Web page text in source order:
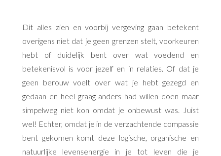
Dit alles zien en voorbij vergeving gaan betekent
overigens niet dat je geen grenzen stelt, voorkeuren
hebt of duidelijk bent over wat voedend en
betekenisvol is voor jezelf en in relaties. Of dat je
geen berouw voelt over wat je hebt gezegd en
gedaan en heel graag anders had willen doen maar
simpelweg niet kon omdat je onbewust was. Juist
wel! Echter, omdat je in de verzachtende compassie
bent gekomen komt deze logische, organische en
natuurlijke levensenergie in je tot leven die je